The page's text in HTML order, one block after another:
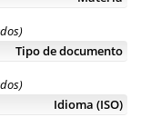
Tipo de documento
Idioma (ISO)